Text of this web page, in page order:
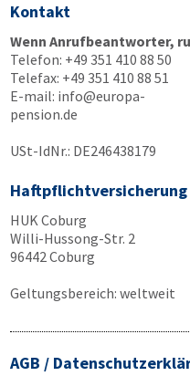
Kontakt
Wenn Anrufbeantworter,
Telefon: +49 351 410 88 50
Telefax: +49 351 410 88 51
E-mail: info@europa-
pension.de
USt-IdNr.: DE246438179
Haftpflichtversicherung
HUK Coburg
Willi-Hussong-Str. 2
96442 Coburg
Geltungsbereich: weltweit
AGB /